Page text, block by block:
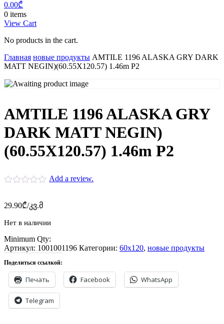
0.00₾
0 items
View Cart
No products in the cart.
Главная новые продукты AMTILE 1196 ALASKA GRY DARK
MATT NEGIN)(60.55X120.57) 1.46m P2
AMTILE 1196 ALASKA GRY
DARK MATT NEGIN)
(60.55X120.57) 1.46m P2
Add a review.
29.90₾/კვ.მ
Нет в наличии
Minimum Qty:
Артикул: 1001001196 Категории: 60x120, новые продукты
Поделиться ссылкой:
Печать Facebook WhatsApp
Telegram